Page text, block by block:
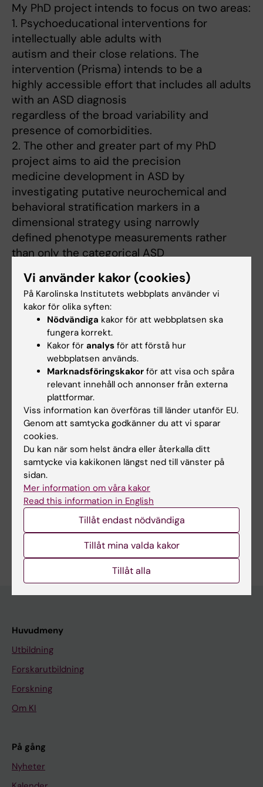
My PhD project intends to focus on two areas:
1. Psychoeducational interventions for
intellectually able adults with
autism and their close relations. The
intervention (Prisma) intends to be a
highly accessible effort that includes all adults
with an ASD diagnosis
regardless of the broad variability and
presence of comorbidities.
2. The other and greater part of my PhD
project aims to aid the precision
medicine development in ASD by
investigating putative neurochemical and
behavioral stratification markers in a
dimensional strategy using narrowly
defined phenotype measurements rather
than only the categorical ASD
diagnosis. This is in line with Research
Domain Criteria (RDoC) which
highlights a framework of basic dimensions of
functions for normal and
abnormal behavior beyond the arbitrary
diagnostic categories.
Publications
Hidalgo, N., Sjöwall, D., Agius, H. et al.
Psychoeducational group
intervention for intellectually able adults with
autism and their close
relations (Prisma) – an open feasibility study.
BMC Psychiatry 22, 556
(2022).https://doi.org/10.1186/s12888-022-
04134-4
Är du Nathaniel Hidalgo?
Redigera din profil
Huvudmeny
Utbildning
Forskarutbildning
Forskning
Om KI
På gång
Nyheter
Vi använder kakor (cookies)
På Karolinska Institutets webbplats använder vi
kakor för olika syften:
Nödvändiga kakor för att webbplatsen ska
fungera korrekt.
Kakor för analys för att förstå hur
webbplatsen används.
Marknadsföringskakor för att visa och spåra
relevant innehåll och annonser från externa
plattformar.
Viss information kan överföras till länder utanför EU.
Genom att samtycka godkänner du att vi sparar
cookies.
Du kan när som helst ändra eller återkalla ditt
samtycke via kakikonen längst ned till vänster på
sidan.
Mer information om våra kakor
Read this information in English
Tillåt endast nödvändiga
Tillåt mina valda kakor
Tillåt alla